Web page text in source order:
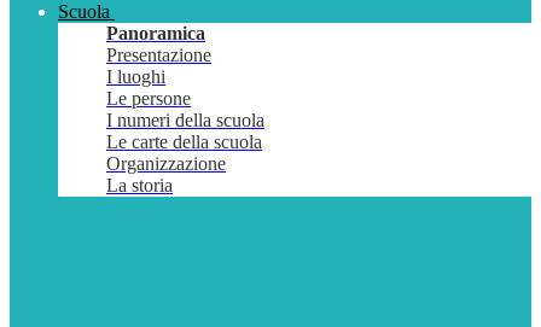
Scuola
Panoramica
Presentazione
I luoghi
Le persone
I numeri della scuola
Le carte della scuola
Organizzazione
La storia